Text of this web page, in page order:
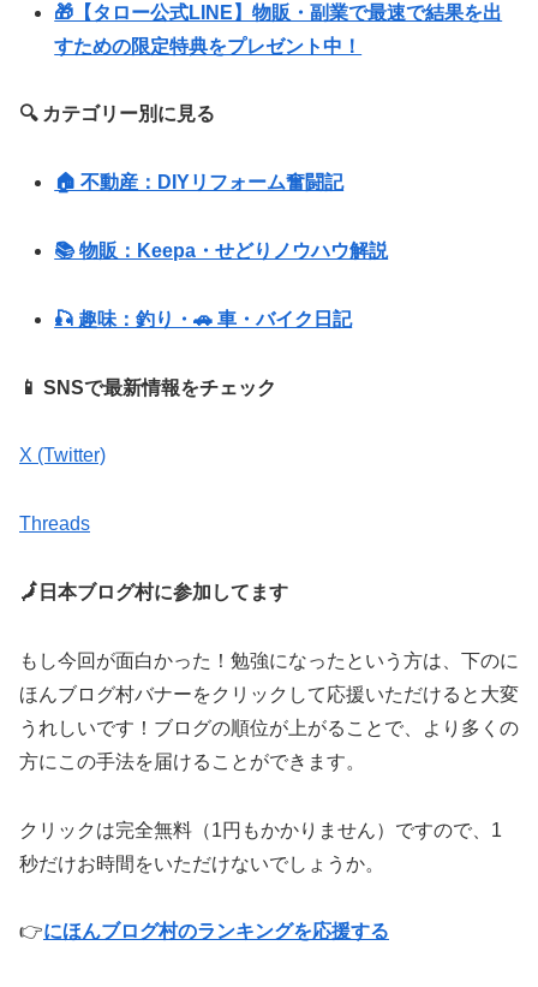
🎁【タロー公式LINE】物販・副業で最速で結果を出
すための限定特典をプレゼント中！
🔍 カテゴリー別に見る
🏠 不動産：DIYリフォーム奮闘記
📚 物販：Keepa・せどりノウハウ解説
🎣 趣味：釣り・🚗 車・バイク日記
📱 SNSで最新情報をチェック
X (Twitter)
Threads
🗾日本ブログ村に参加してます
もし今回が面白かった！勉強になったという方は、下のに
ほんブログ村バナーをクリックして応援いただけると大変
うれしいです！ブログの順位が上がることで、より多くの
方にこの手法を届けることができます。
クリックは完全無料（1円もかかりません）ですので、1
秒だけお時間をいただけないでしょうか。
👉にほんブログ村のランキングを応援する